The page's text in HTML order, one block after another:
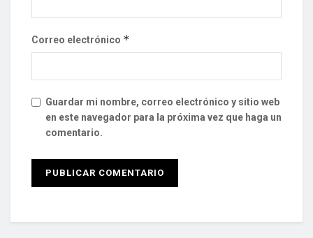
Correo electrónico *
Guardar mi nombre, correo electrónico y sitio web
en este navegador para la próxima vez que haga un
comentario.